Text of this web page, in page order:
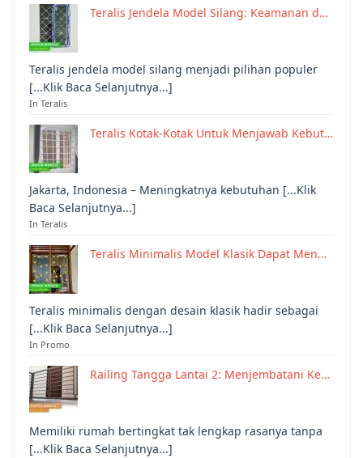
Teralis Jendela Model Silang: Keamanan d…
Teralis jendela model silang menjadi pilihan populer
[...Klik Baca Selanjutnya...]
In Teralis
Teralis Kotak-Kotak Untuk Menjawab Kebut…
Jakarta, Indonesia – Meningkatnya kebutuhan [...Klik
Baca Selanjutnya...]
In Teralis
Teralis Minimalis Model Klasik Dapat Men…
Teralis minimalis dengan desain klasik hadir sebagai
[...Klik Baca Selanjutnya...]
In Promo
Railing Tangga Lantai 2: Menjembatani Ke…
Memiliki rumah bertingkat tak lengkap rasanya tanpa
[...Klik Baca Selanjutnya...]